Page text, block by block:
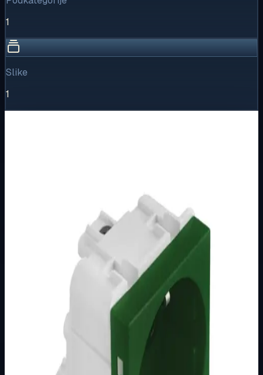
1
Slike
1
Osnovne informacije
Metalka Majur
MODULARNI PROGRAM- KOMBO
Način prikaza
Prezentacijski prikaz bez cijena, košarice, zaliha i